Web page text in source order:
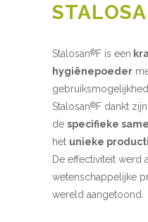
Stalosan®F is een
hygiënepoeder
Stalosan®F dankt
de specifieke
het unieke
De effectiviteit werd
wetenschappelijke
wereld aangetoond.